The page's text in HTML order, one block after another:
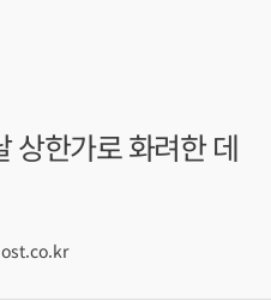
상한가로 화려한 데